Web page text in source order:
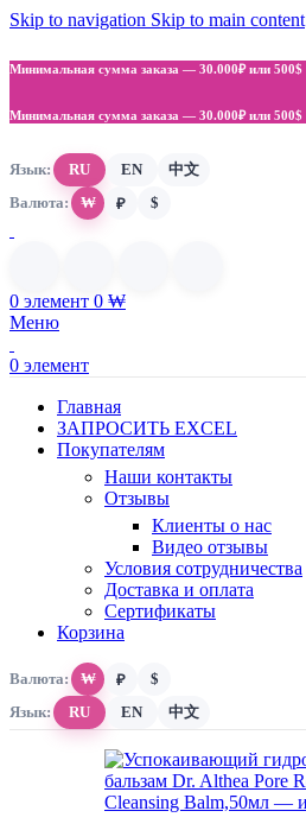
Skip to navigation Skip to main content
Минимальная сумма заказа — 30.000₽ или 500$
Минимальная сумма заказа — 30.000₽ или 500$
Язык: RU EN
中文
Валюта:
₩ ₽ $
0 элемент 0 ₩
Меню
0 элемент
Главная
ЗАПРОСИТЬ EXCEL
Покупателям
Наши контакты
Отзывы
Клиенты о нас
Видео отзывы
Условия сотрудничества
Доставка и оплата
Сертификаты
Корзина
Валюта: ₩ ₽
$
Язык:
RU EN 中文